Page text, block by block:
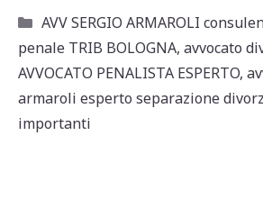
at
s
A
p
p
c
e
b
o
o
ai
l
n
di
vi
di
Categorie
AVV SERGIO ARMAROLI
penale TRIB BOLOGNA, avvocato
AVVOCATO PENALISTA ESPERTO,
armaroli esperto separazione
importanti